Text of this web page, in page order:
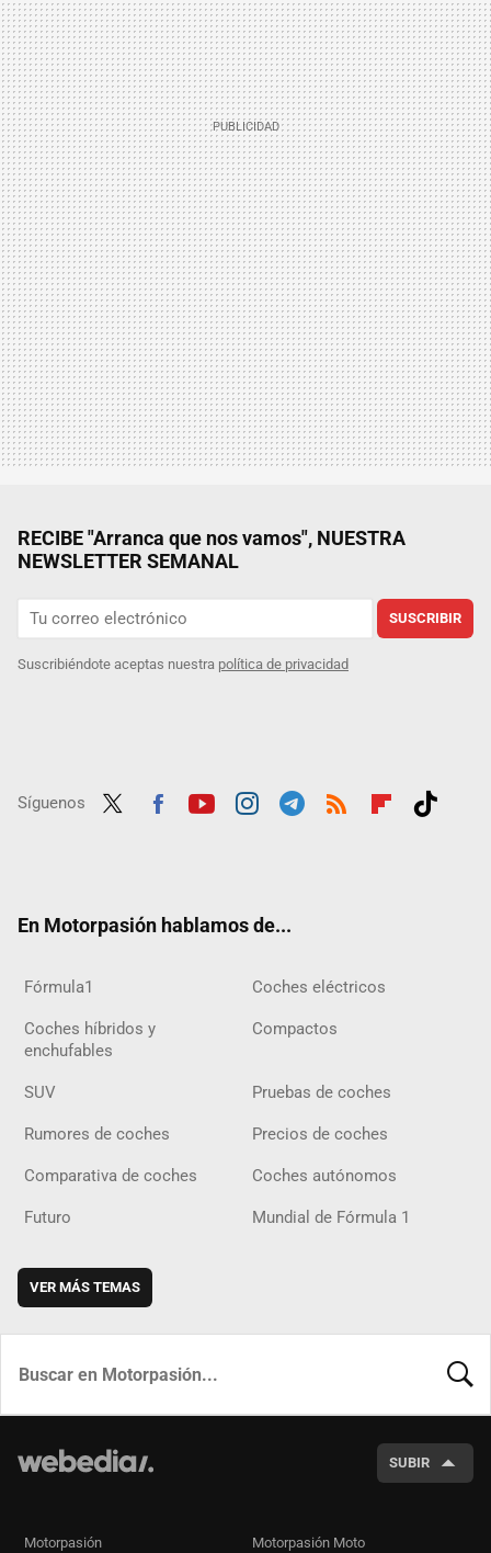
RECIBE "Arranca que nos vamos", NUESTRA
NEWSLETTER SEMANAL
SUSCRIBIR
Suscribiéndote aceptas nuestra política de privacidad
Síguenos
En Motorpasión hablamos de...
Fórmula1 Coches eléctricos
Coches híbridos y
enchufables
Compactos
SUV Pruebas de coches
Rumores de coches Precios de coches
Comparativa de coches Coches autónomos
Futuro Mundial de Fórmula 1
VER MÁS TEMAS
SUBIR
Motorpasión Motorpasión Moto